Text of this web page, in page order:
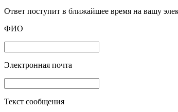
Oтвет поступит в ближайшее время на вашу
ФИО
Электронная почта
Текст сообщения